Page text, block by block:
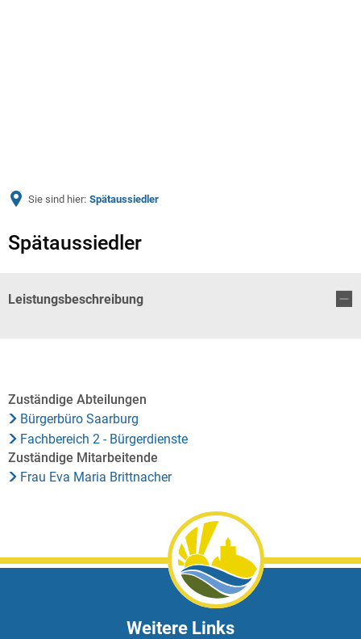
Sie sind hier: Spätaussiedler
Spätaussiedler
Leistungsbeschreibung
Zuständige Abteilungen
Bürgerbüro Saarburg
Fachbereich 2 - Bürgerdienste
Zuständige Mitarbeitende
Frau Eva Maria Brittnacher
Weitere Links